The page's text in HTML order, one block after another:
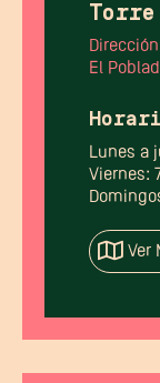
El
Lunes a
Viernes:
Ver